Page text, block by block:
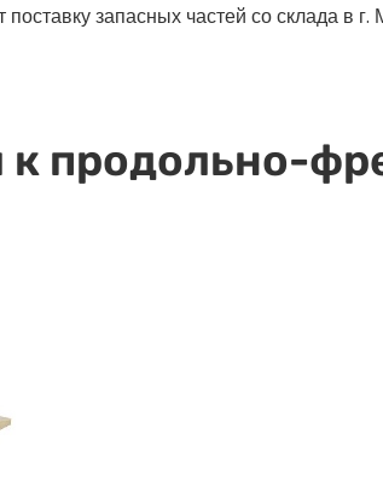
запасных частей со склада в
продольно-